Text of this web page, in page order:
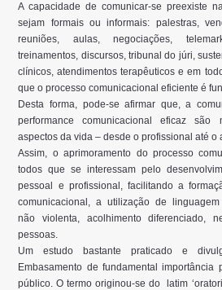
A capacidade de comunicar-se preexiste
sejam formais ou informais: palestras,
reuniões, aulas, negociações,
treinamentos, discursos, tribunal do júri,
clínicos, atendimentos terapêuticos e em
que o processo comunicacional eficiente é
Desta forma, pode-se afirmar que, a
performance comunicacional eficaz
aspectos da vida – desde o profissional até o
Assim, o aprimoramento do processo
todos que se interessam pelo
pessoal e profissional, facilitando a
comunicacional, a utilização de linguagem
não violenta, acolhimento diferenciado,
pessoas.
Um estudo bastante praticado e
Embasamento de fundamental
público. O termo originou-se do latim